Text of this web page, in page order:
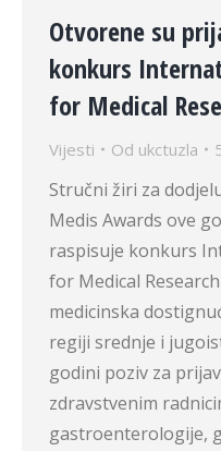
Otvorene su
konkurs
for Medical
Vijesti Od ukctuzla
Stručni žiri za
Medis Awards ove
raspisuje konkurs
for Medical
medicinska
regiji srednje i
godini poziv za
zdravstvenim
gastroenterologije,